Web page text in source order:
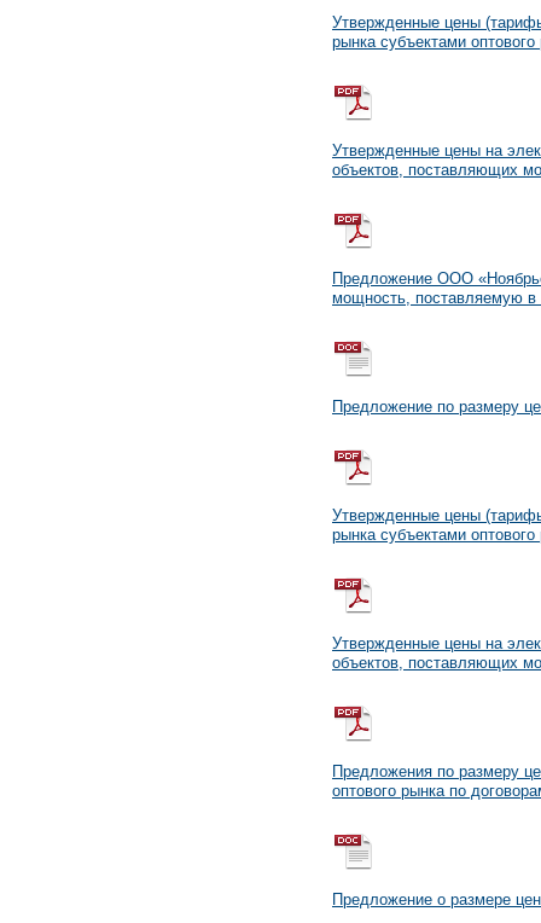
Утвержденные цены
рынка субъектами
Утвержденные цены на
объектов, поставляющих
Предложение ООО
мощность, поставляемую в
Предложение по размеру
Утвержденные цены
рынка субъектами
Утвержденные цены на
объектов, поставляющих
Предложения по размеру
оптового рынка по
Предложение о размере